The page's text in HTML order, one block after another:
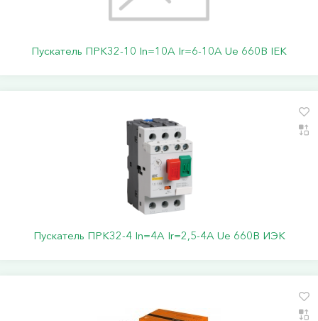
Пускатель ПРК32-10 In=10A Ir=6-10A Ue 660В IEK
Пускатель ПРК32-4 In=4A Ir=2,5-4A Ue 660В ИЭК